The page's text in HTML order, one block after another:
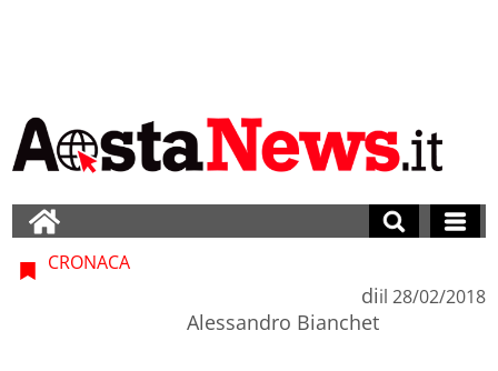
CRONACA
di
Alessandro Bianchet
il 28/02/2018